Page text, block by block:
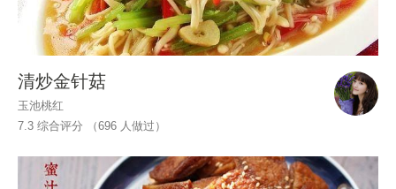
清炒金针菇
玉池桃红
7.3 综合评分 （696 人做过）